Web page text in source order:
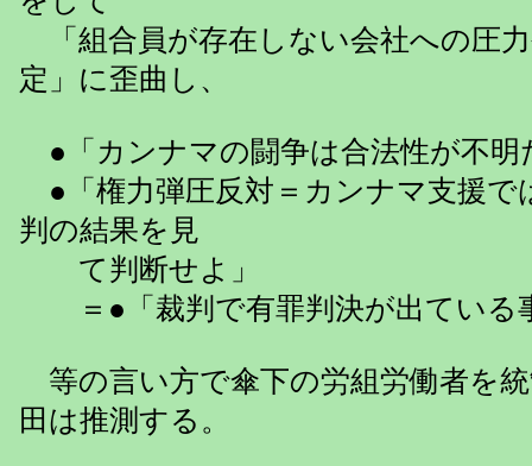
「組合員が存在しない会社への圧
定」に歪曲し、
●「カンナマの闘争は合法性が不明
●「権力弾圧反対＝カンナマ支援で
判の結果を見
て判断せよ」
＝●「裁判で有罪判決が出ている
等の言い方で傘下の労組労働者を
田は推測する。